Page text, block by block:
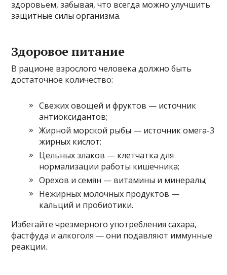
здоровьем, забывая, что всегда можно улучшить
защитные силы организма.
Здоровое питание
В рационе взрослого человека должно быть
достаточное количество:
Свежих овощей и фруктов — источник
антиоксидантов;
Жирной морской рыбы — источник омега-3
жирных кислот;
Цельных злаков — клетчатка для
нормализации работы кишечника;
Орехов и семян — витамины и минералы;
Нежирных молочных продуктов —
кальций и пробиотики.
Избегайте чрезмерного употребления сахара,
фастфуда и алкоголя — они подавляют иммунные
реакции.